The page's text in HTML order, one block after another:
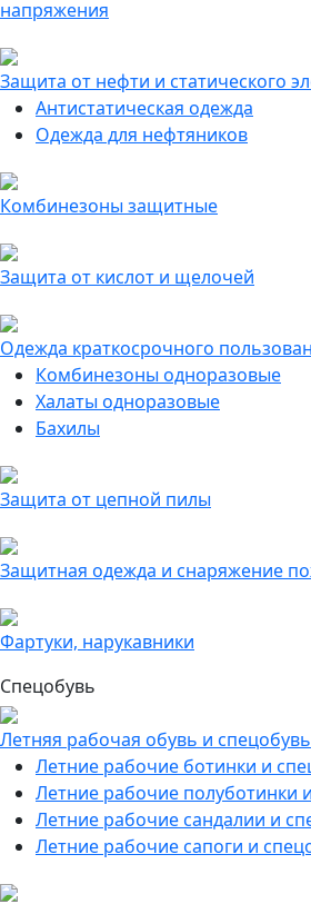
напряжения
Защита от нефти и статического
Антистатическая одежда
Одежда для нефтяников
Комбинезоны защитные
Защита от кислот и щелочей
Одежда краткосрочного
Комбинезоны одноразовые
Халаты одноразовые
Бахилы
Защита от цепной пилы
Защитная одежда и снаряжение
Фартуки, нарукавники
Спецобувь
Летняя рабочая обувь и спецобувь
Летние рабочие ботинки и
Летние рабочие полуботинки
Летние рабочие сандалии и
Летние рабочие сапоги и